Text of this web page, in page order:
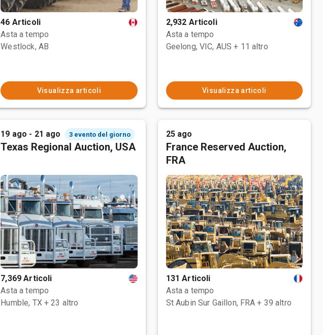
46 Articoli
Asta a tempo
Westlock, AB
Visualizza articoli
2,932 Articoli
Asta a tempo
Geelong, VIC, AUS + 11 altro
Visualizza articoli
19 ago - 21 ago 3 evento del giorno
Texas Regional Auction, USA
7,369 Articoli
Asta a tempo
Humble, TX + 23 altro
25 ago
France Reserved Auction,
FRA
131 Articoli
Asta a tempo
St Aubin Sur Gaillon, FRA + 39 altro